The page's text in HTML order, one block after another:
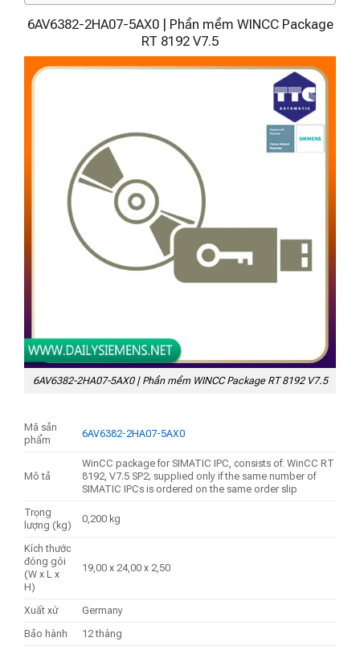
6AV6382-2HA07-5AX0 | Phần mềm WINCC Package
RT 8192 V7.5
6AV6382-2HA07-5AX0 | Phần mềm WINCC Package RT 8192 V7.5
Mã sản
phẩm
6AV6382-2HA07-5AX0
Mô tả
WinCC package for SIMATIC IPC, consists of: WinCC RT
8192, V7.5 SP2; supplied only if the same number of
SIMATIC IPCs is ordered on the same order slip
Trọng
lượng (kg)
0,200 kg
Kích thước
đóng gói
(W x L x
H)
19,00 x 24,00 x 2,50
Xuất xứ
Germany
Bảo hành
12 tháng